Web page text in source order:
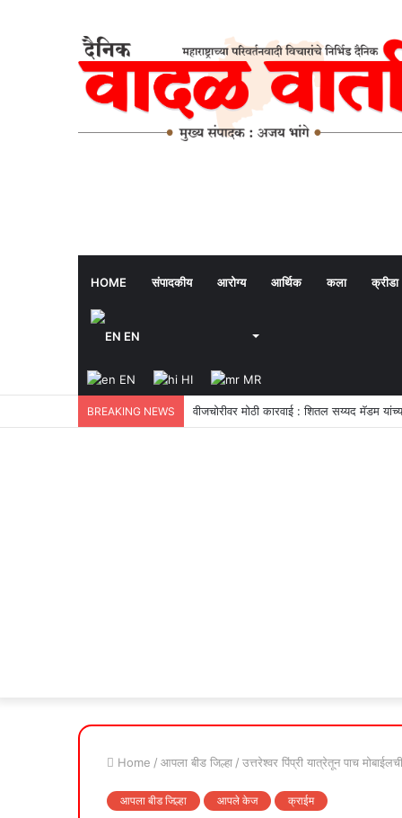
HOME संपादकीय आरोग्य आर्थिक कला क्रीडा
EN
EN HI MR
BREAKING NEWS वीजचोरीवर मोठी कारवाई : शितल सय्यद मॅडम
Home / आपला बीड जिल्हा / उत्तरेश्वर पिंप्री यात्रेतून पाच
आपला बीड जिल्हा आपले केज क्राईम